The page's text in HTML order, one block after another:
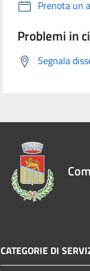
Prenota un
Problemi in
Segnala
CATEGORIE DI